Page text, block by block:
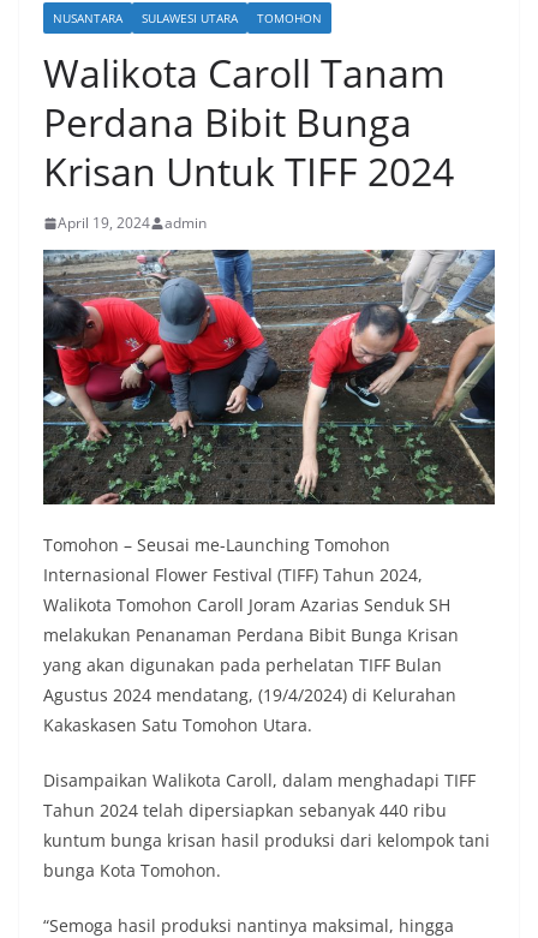
NUSANTARA SULAWESI UTARA TOMOHON
Walikota Caroll Tanam
Perdana Bibit Bunga
Krisan Untuk TIFF 2024
April 19, 2024 admin
Tomohon – Seusai me-Launching Tomohon
Internasional Flower Festival (TIFF) Tahun 2024,
Walikota Tomohon Caroll Joram Azarias Senduk SH
melakukan Penanaman Perdana Bibit Bunga Krisan
yang akan digunakan pada perhelatan TIFF Bulan
Agustus 2024 mendatang, (19/4/2024) di Kelurahan
Kakaskasen Satu Tomohon Utara.
Disampaikan Walikota Caroll, dalam menghadapi TIFF
Tahun 2024 telah dipersiapkan sebanyak 440 ribu
kuntum bunga krisan hasil produksi dari kelompok tani
bunga Kota Tomohon.
“Semoga hasil produksi nantinya maksimal, hingga